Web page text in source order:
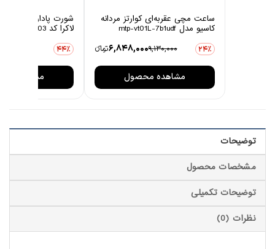
ساعت مچی عقربه‌ای کوارتز مردانه
کاسیو مدل mtp-vt01L-7b1udf
24٪ 9,130,000
6,848,000تومانءء
مشاهده محصول
شورت پادار مردانه
لاکرا کد 1003 مجموعه 6 عددی
44٪
مشاهده
توضیحات
مشخصات محصول
توضیحات تکمیلی
نظرات (0)